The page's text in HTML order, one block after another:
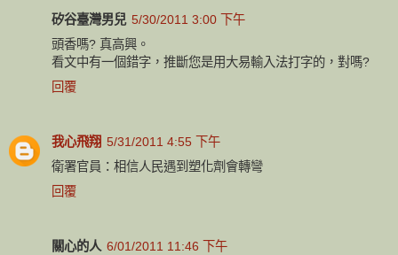
矽谷臺灣男兒 5/30/2011 3:00 下午
頭香嗎? 真高興。
看文中有一個錯字，推斷您是用大易輸入法打字的，對嗎?
回覆
我心飛翔 5/31/2011 4:55 下午
衛署官員：相信人民遇到塑化劑會轉彎
回覆
關心的人 6/01/2011 11:46 下午